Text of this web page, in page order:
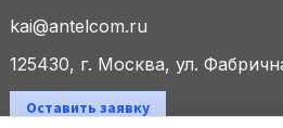
kai@antelcom.ru
125430, г. Москва, ул.
Оставить заявку